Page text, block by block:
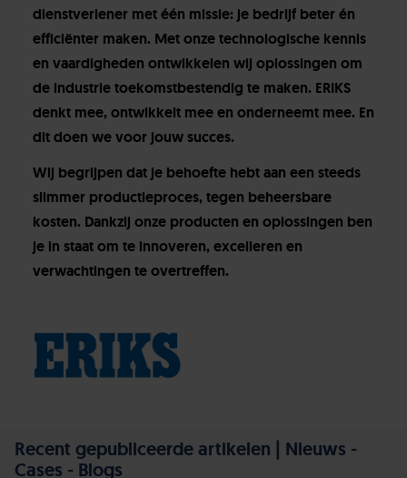
dienstverlener met één missie: je bedrijf beter én
efficiënter maken. Met onze technologische kennis
en vaardigheden ontwikkelen wij oplossingen om
de industrie toekomstbestendig te maken. ERIKS
denkt mee, ontwikkelt mee en onderneemt mee. En
dit doen we voor jouw succes.
Wij begrijpen dat je behoefte hebt aan een steeds
slimmer productieproces, tegen beheersbare
kosten. Dankzij onze producten en oplossingen ben
je in staat om te innoveren, excelleren en
verwachtingen te overtreffen.
Recent gepubliceerde artikelen | Nieuws -
Cases - Blogs